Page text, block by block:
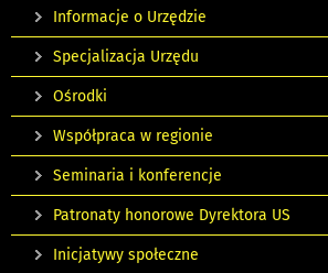
Informacje o Urzędzie
Specjalizacja Urzędu
Ośrodki
Współpraca w regionie
Seminaria i konferencje
Patronaty honorowe Dyrektora US
Inicjatywy społeczne